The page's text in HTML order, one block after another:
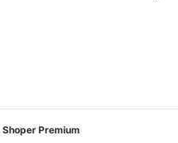
Shoper Premium